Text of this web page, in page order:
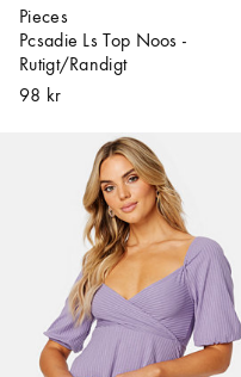
Pieces
Pcsadie Ls Top Noos -
Rutigt/Randigt
98 kr